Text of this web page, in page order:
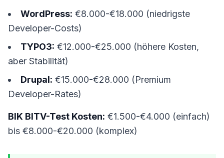
WordPress: €8.000-€18.000 (niedrigste
Developer-Costs)
TYPO3: €12.000-€25.000 (höhere Kosten,
aber Stabilität)
Drupal: €15.000-€28.000 (Premium
Developer-Rates)
BIK BITV-Test Kosten: €1.500-€4.000 (einfach)
bis €8.000-€20.000 (komplex)